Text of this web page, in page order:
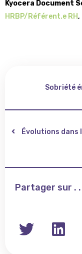
Kyocera Document
HRBP/Référent.e RH,
Sobriété
Évolutions dans
Partager sur . .